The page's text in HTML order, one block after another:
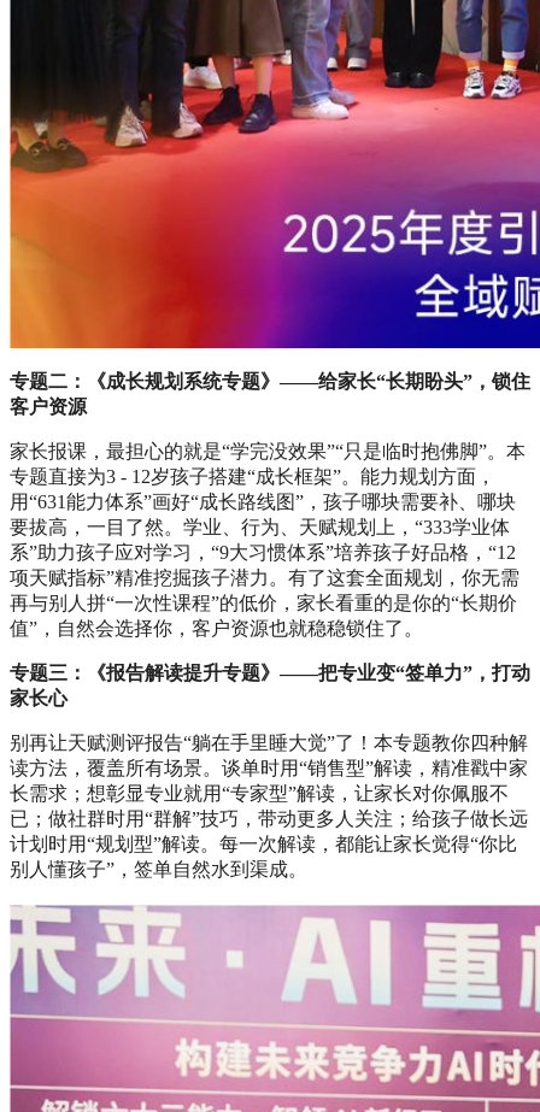
专题二：《成长规划系统专题》——给家长“长期盼头”，锁住
客户资源
家长报课，最担心的就是“学完没效果”“只是临时抱佛脚”。本
专题直接为3 - 12岁孩子搭建“成长框架”。能力规划方面，
用“631能力体系”画好“成长路线图”，孩子哪块需要补、哪块
要拔高，一目了然。学业、行为、天赋规划上，“333学业体
系”助力孩子应对学习，“9大习惯体系”培养孩子好品格，“12
项天赋指标”精准挖掘孩子潜力。有了这套全面规划，你无需
再与别人拼“一次性课程”的低价，家长看重的是你的“长期价
值”，自然会选择你，客户资源也就稳稳锁住了。
专题三：《报告解读提升专题》——把专业变“签单力”，打动
家长心
别再让天赋测评报告“躺在手里睡大觉”了！本专题教你四种解
读方法，覆盖所有场景。谈单时用“销售型”解读，精准戳中家
长需求；想彰显专业就用“专家型”解读，让家长对你佩服不
已；做社群时用“群解”技巧，带动更多人关注；给孩子做长远
计划时用“规划型”解读。每一次解读，都能让家长觉得“你比
别人懂孩子”，签单自然水到渠成。